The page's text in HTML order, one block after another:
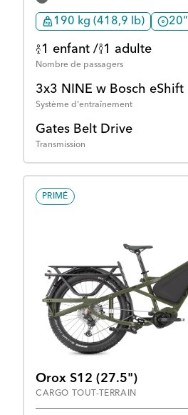
190 kg (418,9 lb) 20"
1 enfant / 1 adulte
Nombre de passagers
3x3 NINE w Bosch eShift
Système d'entraînement
Gates Belt Drive
Transmission
PRIMÉ
Orox S12 (27.5")
CARGO TOUT-TERRAIN